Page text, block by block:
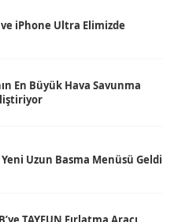
iPhone Ultra Elimizde
En Büyük Hava Savunma
Yeni Uzun Basma Menüsü Geldi